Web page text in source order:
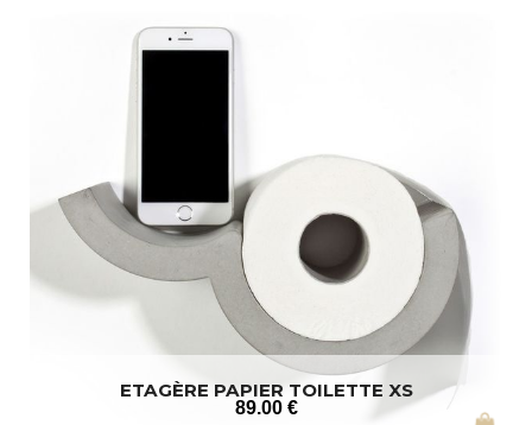
ETAGÈRE PAPIER TOILETTE XS
89.00 €